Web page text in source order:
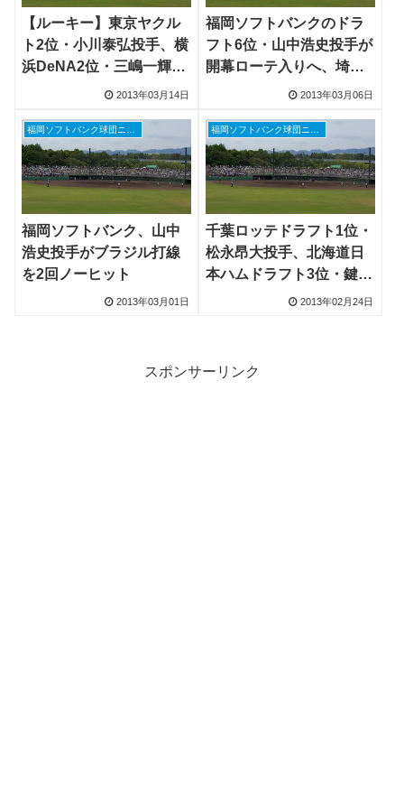
【ルーキー】東京ヤクル
ト2位・小川泰弘投手、横
浜DeNA2位・三嶋一輝投
手、福岡ソフトバンク6
ローテ当確
2013年03月14日
福岡ソフトバンクのドラ
フト6位・山中浩史投手が
開幕ローテ入りへ、埼玉
西武ドラフト1位の増田達
反省
2013年03月06日
福岡ソフトバンク、山中
浩史投手がブラジル打線
を2回ノーヒット
2013年03月01日
千葉ロッテドラフト1位・
松永昂大投手、北海道日
本ハムドラフト3位・鍵谷
陽平投手が1回3失点2013年02月24日
スポンサーリンク